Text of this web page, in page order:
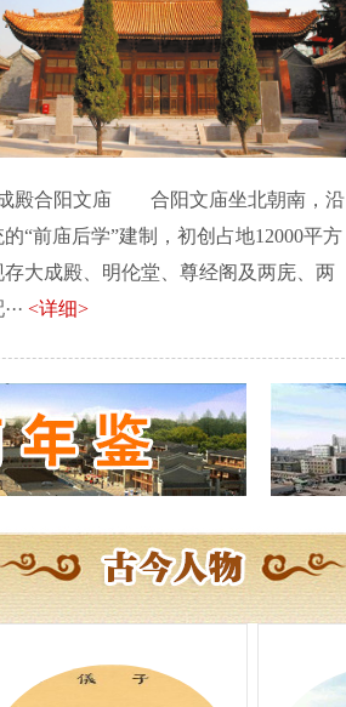
合阳文庙 合阳文庙坐北朝南，沿
的“前庙后学”建制，初创占地12000平方
存大成殿、明伦堂、尊经阁及两庑、两
<详细>